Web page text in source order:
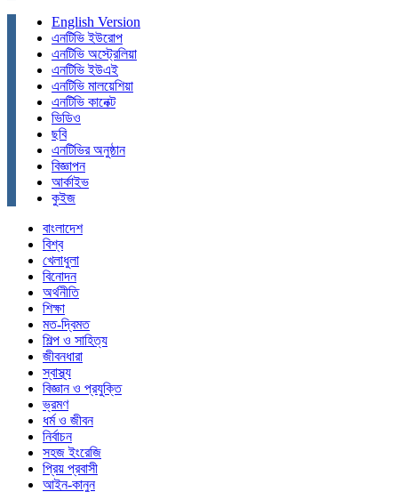
English Version
এনটিভি ইউরোপ
এনটিভি অস্ট্রেলিয়া
এনটিভি ইউএই
এনটিভি মালয়েশিয়া
এনটিভি কানেক্ট
ভিডিও
ছবি
এনটিভির অনুষ্ঠান
বিজ্ঞাপন
আর্কাইভ
কুইজ
বাংলাদেশ
বিশ্ব
খেলাধুলা
বিনোদন
অর্থনীতি
শিক্ষা
মত-দ্বিমত
শিল্প ও সাহিত্য
জীবনধারা
স্বাস্থ্য
বিজ্ঞান ও প্রযুক্তি
ভ্রমণ
ধর্ম ও জীবন
নির্বাচন
সহজ ইংরেজি
প্রিয় প্রবাসী
আইন-কানুন